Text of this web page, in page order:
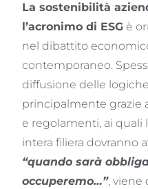
La sostenibilità
l’acronimo di ESG è
nel dibattito
contemporaneo.
diffusione delle
principalmente grazie
e regolamenti, ai quali
intera filiera dovranno
“quando sarà
occuperemo…”, viene